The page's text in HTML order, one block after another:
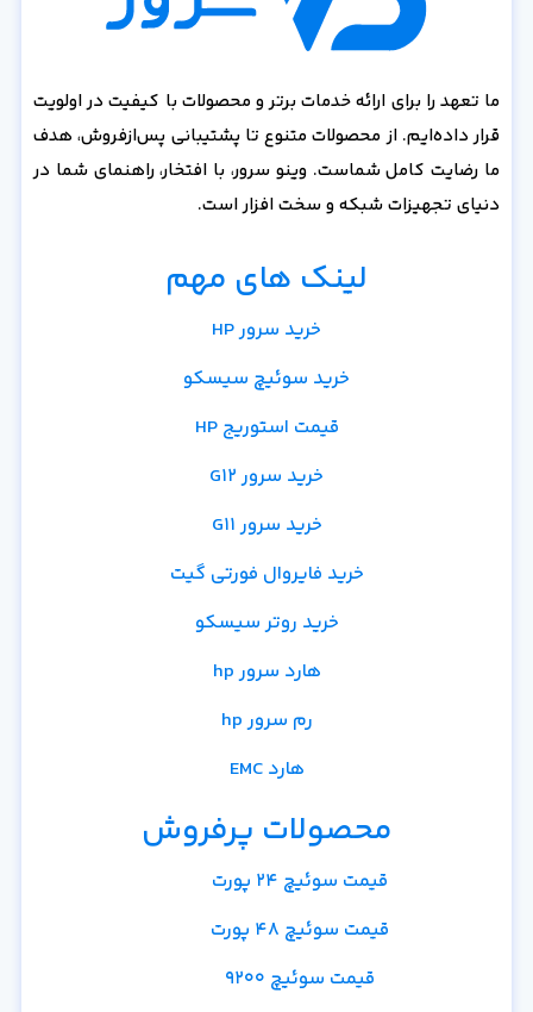
ما تعهد را برای ارائه خدمات برتر و محصولات با کیفیت در اولویت
قرار داده‌ایم. از محصولات متنوع تا پشتیبانی پس‌از‌فروش، هدف
ما رضایت کامل شماست. وینو سرور، با افتخار، راهنمای شما در
دنیای تجهیزات شبکه و سخت افزار است.
لینک های مهم
خرید سرور HP
خرید سوئیچ سیسکو
قیمت استوریج HP
خرید سرور G12
خرید سرور G11
خرید فایروال فورتی گیت
خرید روتر سیسکو
هارد سرور hp
رم سرور hp
هارد EMC
محصولات پرفروش
قیمت سوئیچ 24 پورت
قیمت سوئیچ 48 پورت
قیمت سوئیچ 9200